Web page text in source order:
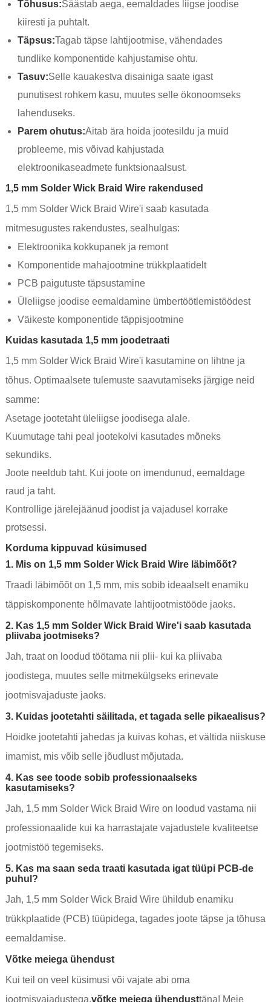
Tõhusus:Säästab aega, eemaldades liigse joodise
kiiresti ja puhtalt.
Täpsus:Tagab täpse lahtijootmise, vähendades
tundlike komponentide kahjustamise ohtu.
Tasuv:Selle kauakestva disainiga saate igast
punutisest rohkem kasu, muutes selle ökonoomseks
lahenduseks.
Parem ohutus:Aitab ära hoida jootesildu ja muid
probleeme, mis võivad kahjustada
elektroonikaseadmete funktsionaalsust.
1,5 mm Solder Wick Braid Wire rakendused
1,5 mm Solder Wick Braid Wire'i saab kasutada
mitmesugustes rakendustes, sealhulgas:
Elektroonika kokkupanek ja remont
Komponentide mahajootmine trükkplaatidelt
PCB paigutuste täpsustamine
Üleliigse joodise eemaldamine ümbertöötlemistöödest
Väikeste komponentide täppisjootmine
Kuidas kasutada 1,5 mm joodetraati
1,5 mm Solder Wick Braid Wire'i kasutamine on lihtne ja
tõhus. Optimaalsete tulemuste saavutamiseks järgige neid
samme:
Asetage jootetaht üleliigse joodisega alale.
Kuumutage tahi peal jootekolvi kasutades mõneks
sekundiks.
Joote neeldub taht. Kui joote on imendunud, eemaldage
raud ja taht.
Kontrollige järelejäänud joodist ja vajadusel korrake
protsessi.
Korduma kippuvad küsimused
1. Mis on 1,5 mm Solder Wick Braid Wire läbimõõt?
Traadi läbimõõt on 1,5 mm, mis sobib ideaalselt enamiku
täppiskomponente hõlmavate lahtijootmistööde jaoks.
2. Kas 1,5 mm Solder Wick Braid Wire'i saab kasutada
pliivaba jootmiseks?
Jah, traat on loodud töötama nii plii- kui ka pliivaba
joodistega, muutes selle mitmekülgseks erinevate
jootmisvajaduste jaoks.
3. Kuidas jootetahti säilitada, et tagada selle pikaealisus?
Hoidke jootetahti jahedas ja kuivas kohas, et vältida niiskuse
imamist, mis võib selle jõudlust mõjutada.
4. Kas see toode sobib professionaalseks
kasutamiseks?
Jah, 1,5 mm Solder Wick Braid Wire on loodud vastama nii
professionaalide kui ka harrastajate vajadustele kvaliteetse
jootmistöö tegemiseks.
5. Kas ma saan seda traati kasutada igat tüüpi PCB-de
puhul?
Jah, 1,5 mm Solder Wick Braid Wire ühildub enamiku
trükkplaatide (PCB) tüüpidega, tagades joote täpse ja tõhusa
eemaldamise.
Võtke meiega ühendust
Kui teil on veel küsimusi või vajate abi oma
jootmisvajadustega,võtke meiega ühendusttäna! Meie